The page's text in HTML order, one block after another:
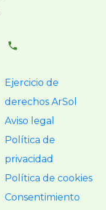
Ejercicio de
derechos ArSol
Aviso legal
Política de
privacidad
Política de cookies
Consentimiento